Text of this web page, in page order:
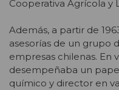
Cooperativa Agrícola y
Además, a partir de
asesorías de un grupo
empresas chilenas. En
desempeñaba un
químico y director en